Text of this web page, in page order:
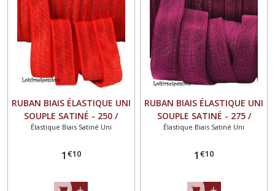
RUBAN BIAIS ÉLASTIQUE UNI
SOUPLE SATINÉ - 250 /
ROUGE ** 16 mm ** FOE
mètre
Élastique Biais Satiné Uni
1 €10
RUBAN BIAIS ÉLASTIQUE UNI
SOUPLE SATINÉ - 275 /
BORDEAUX CLAIR ** 16 mm
vendu au mètre
Élastique Biais Satiné Uni
1 €10